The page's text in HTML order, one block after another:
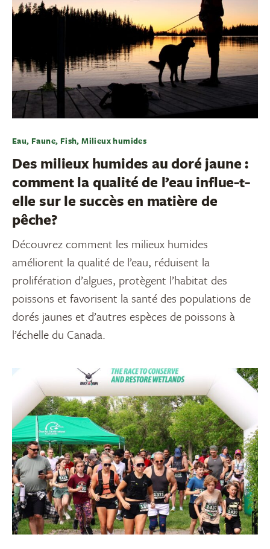
Eau, Faune, Fish, Milieux humides
Des milieux humides au doré jaune :
comment la qualité de l’eau influe-t-
elle sur le succès en matière de
pêche?
Découvrez comment les milieux humides
améliorent la qualité de l’eau, réduisent la
prolifération d’algues, protègent l’habitat des
poissons et favorisent la santé des populations de
dorés jaunes et d’autres espèces de poissons à
l’échelle du Canada.